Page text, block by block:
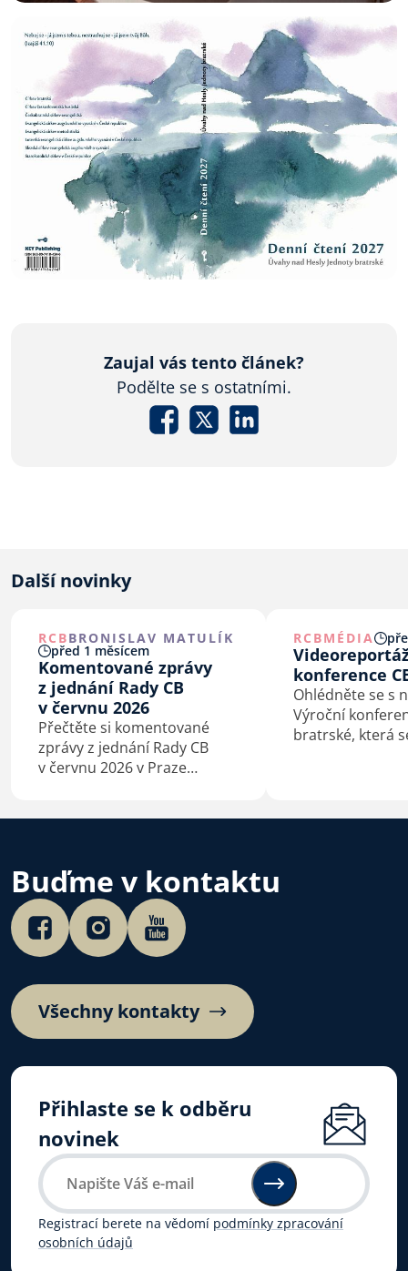
Zaujal vás tento článek?
Podělte se s ostatními.
Další novinky
RCBBRONISLAV MATULÍK
před 1 měsícem
Komentované zprávy
z jednání Rady CB
v červnu 2026
Přečtěte si komentované
zprávy z jednání Rady CB
v červnu 2026 v Praze
RCBMÉDIA
konference
Ohlédněte se s
Výroční
bratrské, která
ročník přinesl
Buďme v kontaktu
Všechny kontakty
Přihlaste se k odběru
novinek
Registrací berete na vědomí podmínky zpracování
osobních údajů